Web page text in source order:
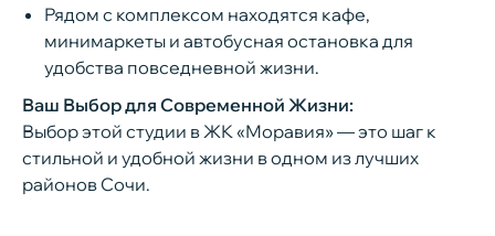
Рядом с комплексом находятся кафе,
минимаркеты и автобусная остановка для
удобства повседневной жизни.
Ваш Выбор для Современной Жизни:
Выбор этой студии в ЖК «Моравия» — это шаг к
стильной и удобной жизни в одном из лучших
районов Сочи.
Ванная комната с душевой кабиной с
тропическим душем, стиральная
машина, полотенца, в т.ч. пляжные
Гардеробная с большим количеством
мест для хранения, фен, утюг,
гладильная доска, сушилка, пылесос и
необходимые принадлежности для
уборки
В стоимость включены коммунальные
свяжется с Вами в ближайшее время
ВАМ ПЕРЕЗВОНИТЬ?